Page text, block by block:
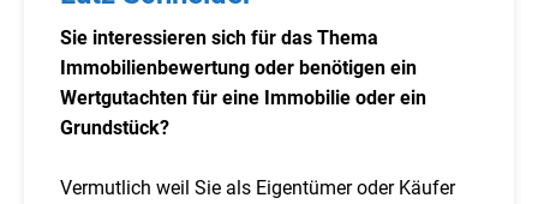
Sie interessieren sich für das Thema
Immobilienbewertung oder benötigen ein
Wertgutachten für eine Immobilie oder ein
Grundstück?
Vermutlich weil Sie als Eigentümer oder Käufer